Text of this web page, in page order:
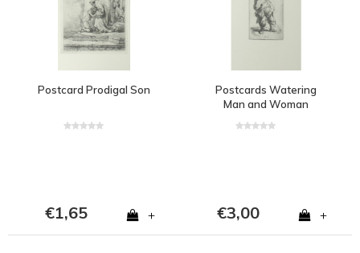
Postcard Prodigal Son
€1,65 +
Postcards Watering
Man and Woman
€3,00 +